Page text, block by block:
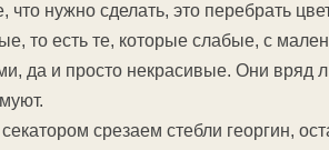
что нужно сделать, это перебрать
то есть те, которые слабые, с
да и просто некрасивые. Они вряд
срезаем стебли георгин,